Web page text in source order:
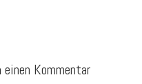
einen Kommentar